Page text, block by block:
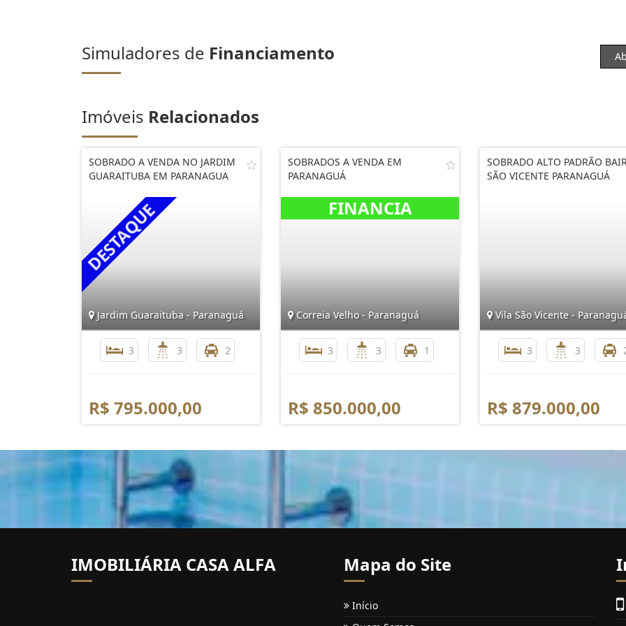
Simuladores de Financiamento
Imóveis Relacionados
SOBRADO A VENDA NO JARDIM
GUARAITUBA EM PARANAGUA
Jardim Guaraituba - Paranaguá
3 3 2
R$ 795.000,00
SOBRADOS A VENDA EM
PARANAGUÁ
Correia Velho - Paranaguá
3 3 1
R$ 850.000,00
SOBRADO ALTO PADRÃO
SÃO VICENTE PARANAGUÁ
Vila São Vicente -
3 3
R$ 879.000,00
IMOBILIÁRIA CASA ALFA Mapa do Site
Início